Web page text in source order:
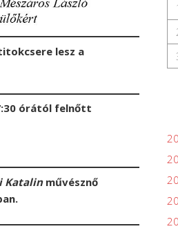
lesz a
órától felnőtt
Katalinművésznő